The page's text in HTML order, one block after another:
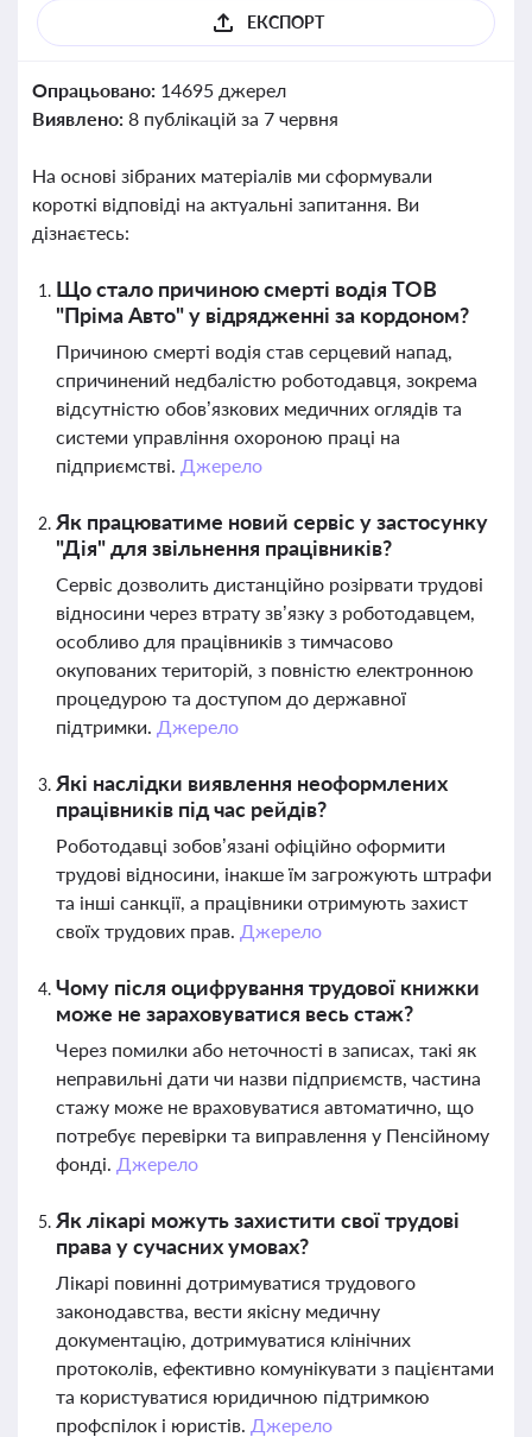
ЕКСПОРТ
Опрацьовано: 14695 джерел
Виявлено: 8 публікацій за 7 червня
На основі зібраних матеріалів ми сформували
короткі відповіді на актуальні запитання. Ви
дізнаєтесь:
Що стало причиною смерті водія ТОВ
"Пріма Авто" у відрядженні за кордоном?
Причиною смерті водія став серцевий напад,
спричинений недбалістю роботодавця, зокрема
відсутністю обов’язкових медичних оглядів та
системи управління охороною праці на
підприємстві. Джерело
Як працюватиме новий сервіс у застосунку
"Дія" для звільнення працівників?
Сервіс дозволить дистанційно розірвати трудові
відносини через втрату зв’язку з роботодавцем,
особливо для працівників з тимчасово
окупованих територій, з повністю електронною
процедурою та доступом до державної
підтримки. Джерело
Які наслідки виявлення неоформлених
працівників під час рейдів?
Роботодавці зобов’язані офіційно оформити
трудові відносини, інакше їм загрожують штрафи
та інші санкції, а працівники отримують захист
своїх трудових прав. Джерело
Чому після оцифрування трудової книжки
може не зараховуватися весь стаж?
Через помилки або неточності в записах, такі як
неправильні дати чи назви підприємств, частина
стажу може не враховуватися автоматично, що
потребує перевірки та виправлення у Пенсійному
фонді. Джерело
Як лікарі можуть захистити свої трудові
права у сучасних умовах?
Лікарі повинні дотримуватися трудового
законодавства, вести якісну медичну
документацію, дотримуватися клінічних
протоколів, ефективно комунікувати з пацієнтами
та користуватися юридичною підтримкою
профспілок і юристів. Джерело